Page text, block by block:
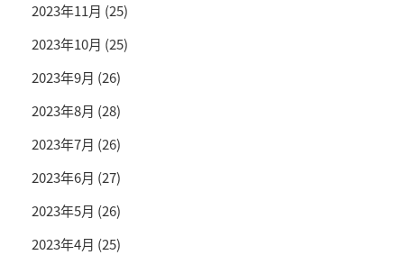
2023年11月 (25)
2023年10月 (25)
2023年9月 (26)
2023年8月 (28)
2023年7月 (26)
2023年6月 (27)
2023年5月 (26)
2023年4月 (25)